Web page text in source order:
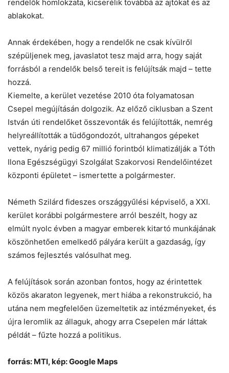
rendelők homlokzata, kicserélik továbbá az ajtókat és az
ablakokat.
Annak érdekében, hogy a rendelők ne csak kívülről
szépüljenek meg, javaslatot tesz majd arra, hogy saját
forrásból a rendelők belső tereit is felújítsák majd – tette
hozzá.
Kiemelte, a kerület vezetése 2010 óta folyamatosan
Csepel megújításán dolgozik. Az előző ciklusban a Szent
István úti rendelőket összevonták és felújították, nemrég
helyreállították a tüdőgondozót, ultrahangos gépeket
vettek, nyárig pedig 67 millió forintból klimatizálják a Tóth
Ilona Egészségügyi Szolgálat Szakorvosi Rendelőintézet
központi épületet – ismertette a polgármester.
Németh Szilárd fideszes országgyűlési képviselő, a XXI.
kerület korábbi polgármestere arról beszélt, hogy az
elmúlt nyolc évben a magyar emberek kitartó munkájának
köszönhetően emelkedő pályára került a gazdaság, így
számos fejlesztés valósulhat meg.
A felújítások során azonban fontos, hogy az érintettek
közös akaraton legyenek, mert hiába a rekonstrukció, ha
utána nem megfelelően üzemeltetik az intézményeket, és
újra leromlik az állaguk, ahogy arra Csepelen már láttak
példát – fűzte hozzá a politikus.
forrás: MTI, kép: Google Maps